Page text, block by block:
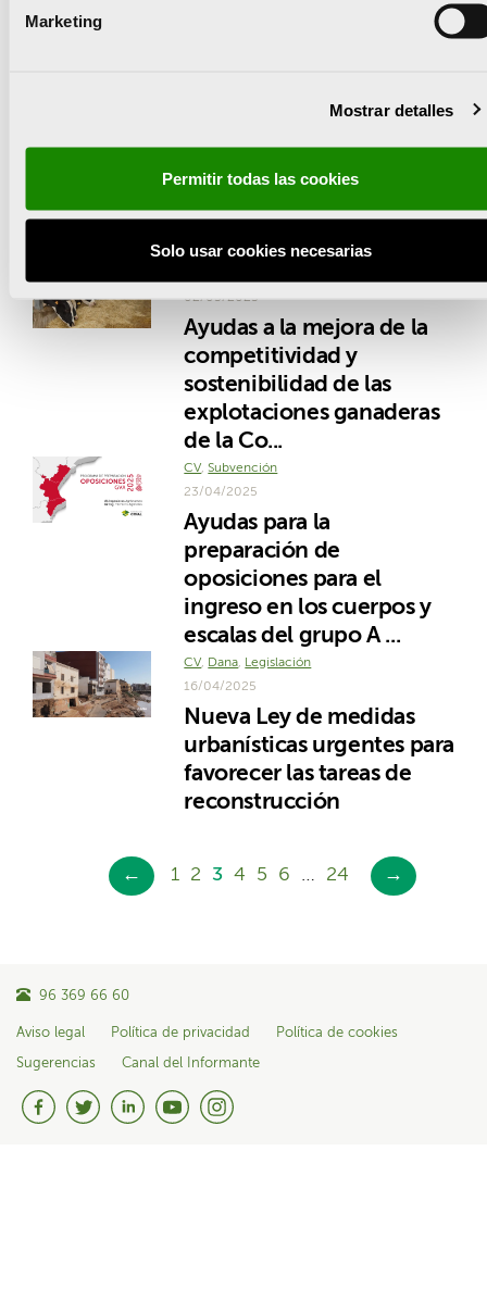
Marketing
Mostrar detalles
Permitir todas las cookies
Solo usar cookies necesarias
acondicionamiento de
caminos rurales para el
ejercicio ...
02/05/2025
Ayudas a la mejora de la
competitividad y
sostenibilidad de las
explotaciones ganaderas
de la Co...
CV,Subvención
23/04/2025
Ayudas para la
preparación de
oposiciones para el
ingreso en los cuerpos y
escalas del grupo A ...
CV, Dana, Legislación
16/04/2025
Nueva Ley de medidas
urbanísticas urgentes para
favorecer las tareas de
reconstrucción
← 1 2 3 4 5 6 … 24 →
96 369 66 60
Aviso legal Política de privacidad Política de cookies
Sugerencias Canal del Informante